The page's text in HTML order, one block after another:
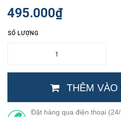
495.000₫
SỐ LƯỢNG
THÊM VÀO
Đặt hàng qua điện thoại